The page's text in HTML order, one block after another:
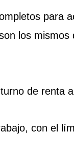
para
los
de renta
con el